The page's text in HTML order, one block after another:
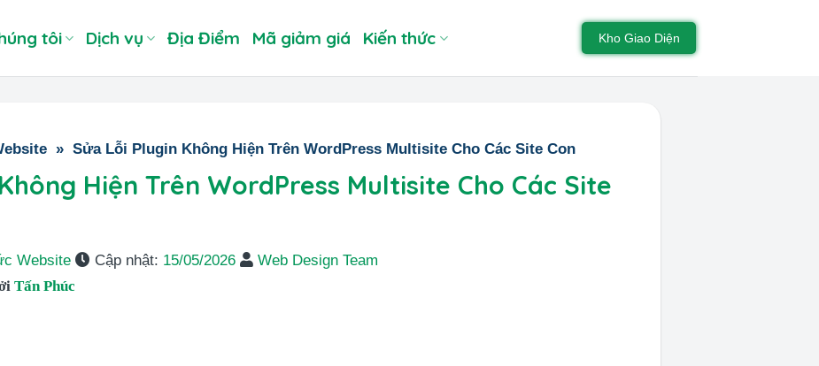
tôi Dịch vụ Địa Điểm Mã giảm giá Kiến thức Kho Giao Diện
» Sửa Lỗi Plugin Không Hiện Trên WordPress Multisite Cho Các Site Con
Hiện Trên WordPress Multisite Cho Các Site
Website Cập nhật: 15/05/2026 Web Design Team
Tấn Phúc